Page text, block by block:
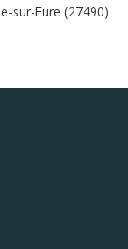
sur-Eure (27490)